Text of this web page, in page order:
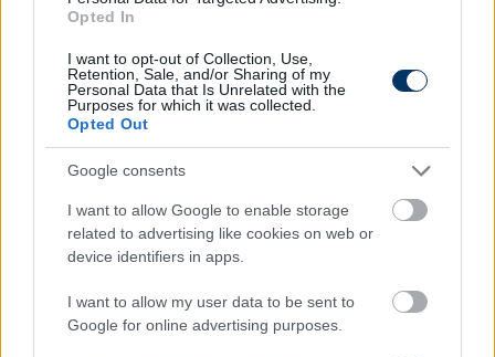
Opted In
I want to opt-out of Collection, Use,
Retention, Sale, and/or Sharing of my
Personal Data that Is Unrelated with the
Purposes for which it was collected.
Opted Out
Google consents
I want to allow Google to enable storage
related to advertising like cookies on web or
device identifiers in apps.
I want to allow my user data to be sent to
Google for online advertising purposes.
#2024-ES EURÓPA-BAJNOKSÁG
#2024-ES EB
AUSZTRIA
Autópiac
Volvo Ex40 Ford Explorer